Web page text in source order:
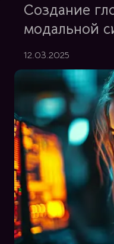
Создание
модальной
12.03.2025